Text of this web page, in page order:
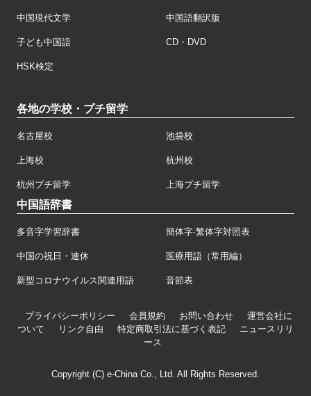
中国現代文学 中国語翻訳版
子ども中国語 CD・DVD
HSK検定
各地の学校・プチ留学
名古屋校 池袋校
上海校 杭州校
杭州プチ留学 上海プチ留学
中国語辞書
多音字学習辞書 簡体字·繁体字対照表
中国の祝日・連休 医療用語（常用編）
新型コロナウイルス関連用語 音節表
プライバシーポリシー 会員規約 お問い合わせ
運営会社に
ついて
リンク自由 特定商取引法に基づく表記
ニュースリリ
ース
Copyright (C) e-China Co., Ltd. All Rights Reserved.